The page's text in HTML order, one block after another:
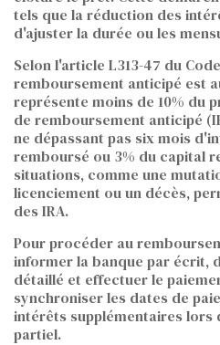
tels que la réduction des
d'ajuster la durée ou les
Selon l'article L313-47 du
remboursement anticipé est
représente moins de 10% du
de remboursement anticipé
ne dépassant pas six mois
remboursé ou 3% du capital
situations, comme une
licenciement ou un décès,
des IRA.
Pour procéder au
informer la banque par écrit,
détaillé et effectuer le
synchroniser les dates de
intérêts supplémentaires lors
partiel.